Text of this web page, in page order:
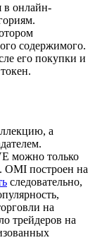
в онлайн-
содержимого.
его покупки и
а
можно только
построен на
следовательно,
на
трейдеров на